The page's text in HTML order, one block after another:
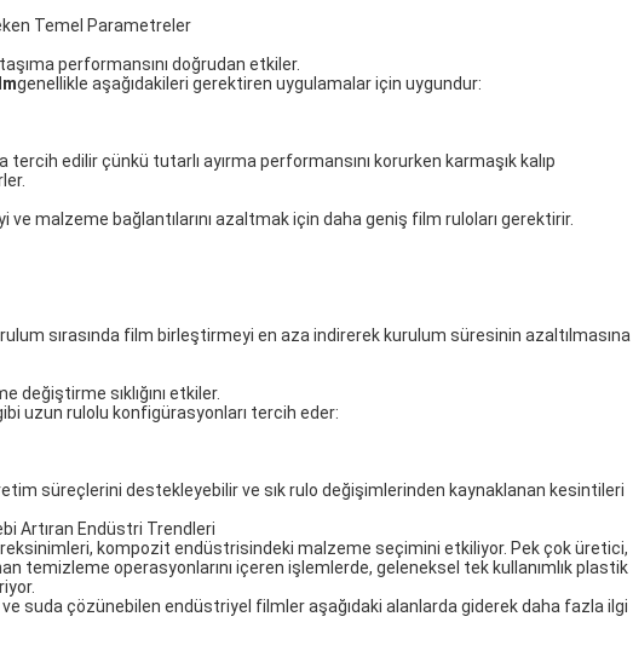
Temel Parametreler
performansını doğrudan etkiler.
genellikle aşağıdakileri gerektiren uygulamalar için uygundur:
edilir çünkü tutarlı ayırma performansını korurken karmaşık kalıp
malzeme bağlantılarını azaltmak için daha geniş film ruloları gerektirir.
sırasında film birleştirmeyi en aza indirerek kurulum süresinin azaltılmasına
değiştirme sıklığını etkiler.
uzun rulolu konfigürasyonları tercih eder:
süreçlerini destekleyebilir ve sık rulo değişimlerinden kaynaklanan kesintileri
Artıran Endüstri Trendleri
kompozit endüstrisindeki malzeme seçimini etkiliyor. Pek çok üretici,
temizleme operasyonlarını içeren işlemlerde, geleneksel tek kullanımlık plastik
suda çözünebilen endüstriyel filmler aşağıdaki alanlarda giderek daha fazla ilgi